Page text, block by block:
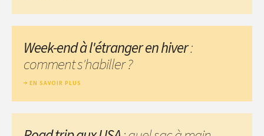
Week-end à l'étranger en hiver:
comment s'habiller ?
EN SAVOIR PLUS